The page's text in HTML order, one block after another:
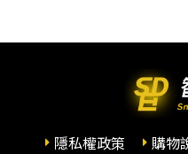
隱私權政策 購物